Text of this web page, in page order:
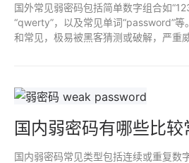
国外常见弱密码包括简单数字组合如
“qwerty”，以及常见单词“password”
和常见，极易被黑客猜测或破解，严重
国内弱密码有哪些比较
国内弱密码常见类型包括连续或重复数